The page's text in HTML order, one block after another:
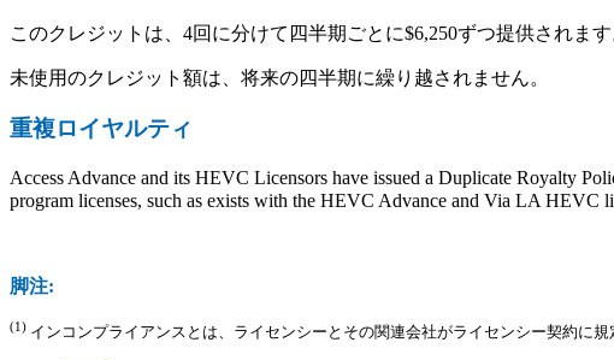
このクレジットは、4回に分けて四半期ごとに$6,250ずつ提供されます
未使用のクレジット額は、将来の四半期に繰り越されません。
重複ロイヤルティ
Access Advance and its HEVC Licensors have issued a Duplicate Royalty
program licenses, such as exists with the HEVC Advance and Via LA
脚注:
(1) インコンプライアンスとは、ライセンシーとその関連会社がライセンシー契約に